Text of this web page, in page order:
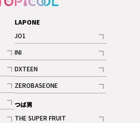
LAPONE
JO1
記事
INI
記事
ギャラリー
DXTEEN
記事
ギャラリー
ZEROBASEONE
記事
つば男
THE SUPER FRUIT